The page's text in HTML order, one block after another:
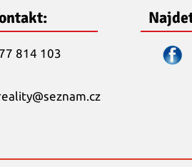
814 103
seznam.cz